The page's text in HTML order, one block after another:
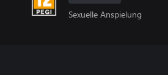
Sexuelle Anspielung